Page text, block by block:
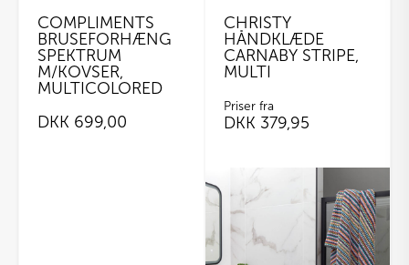
COMPLIMENTS
BRUSEFORHÆNG
SPEKTRUM
M/KOVSER,
MULTICOLORED
DKK 699,00
CHRISTY
HÅNDKLÆDE
CARNABY STRIPE,
MULTI
Priser fra
DKK 379,95
vare
flere
varianter.